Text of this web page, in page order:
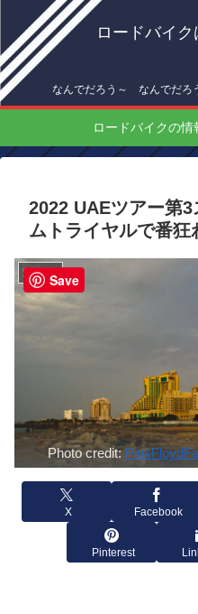
ロードバイ
なんでだろう～ なんでだろ
ロードバイクの
2022 UAEツアー
ムトライヤルで番狂
海外情報
Photo credit:
X Facebook
Pinterest
Save